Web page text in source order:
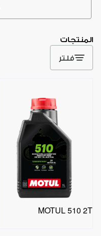
المنتجات
فلتر
MOTUL 510 2T